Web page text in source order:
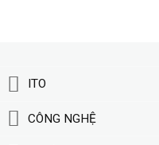
ITO
CÔNG NGHỆ